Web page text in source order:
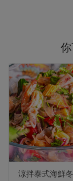
涼拌泰式海鮮